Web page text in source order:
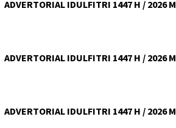
ADVERTORIAL IDULFITRI 1447 H / 2026 M
ADVERTORIAL IDULFITRI 1447 H / 2026 M
ADVERTORIAL IDULFITRI 1447 H / 2026 M